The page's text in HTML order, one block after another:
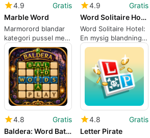
4.9
Gratis
Marble Word
Marmorord blandar
kategori pussel med
fysikdriven
sammanslagning
4.9
Gratis
Word Solitaire Hotel
Word Solitaire Hotel:
En mysig blandning
av ord och design
4.8
Gratis
Baldera: Word Battle Game
4.8
Gratis
Letter Pirate